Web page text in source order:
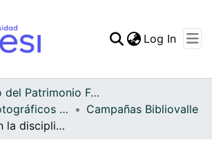
Statistics
Log In
Archivo del Patrimonio Fotográfico y Fílmico del Valle del Cauca
Recuerdos Fotográficos Vallecaucanos
Campañas Bibliovalle
Ganadores en la disciplina natación